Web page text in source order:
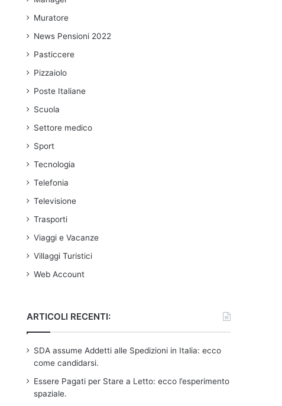
Muratore
News Pensioni 2022
Pasticcere
Pizzaiolo
Poste Italiane
Scuola
Settore medico
Sport
Tecnologia
Telefonia
Televisione
Trasporti
Viaggi e Vacanze
Villaggi Turistici
Web Account
ARTICOLI RECENTI:
SDA assume Addetti alle Spedizioni in Italia: ecco
come candidarsi.
Essere Pagati per Stare a Letto: ecco l’esperimento
spaziale.